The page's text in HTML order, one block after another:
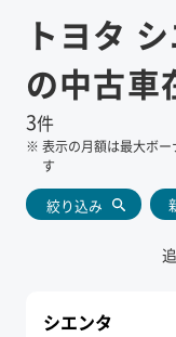
トヨタ
の中古車
3件
※ 表示の月額は最大ボ
す
絞り込み
シエンタ